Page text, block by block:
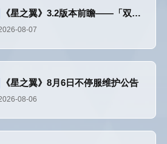
《星之翼》3.2版本前瞻——「双星与黑翼」
08-07
《星之翼》8月6日不停服维护公告
08-06